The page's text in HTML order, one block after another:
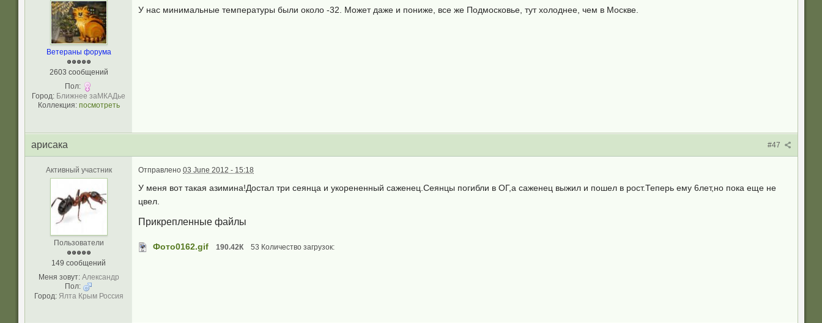
Ветераны форума
2603 сообщений
Пол:
Город: Ближнее заМКАДье
Коллекция: посмотреть
У нас минимальные температуры были около -32. Может даже и пониже, все же Подмосковье, тут холоднее, чем в Москве.
#47
арисака
Активный участник
Пользователи
149 сообщений
Меня зовут: Александр
Пол:
Город: Ялта Крым Россия
Отправлено 03 June 2012 - 15:18
У меня вот такая азимина!Достал три сеянца и укорененный саженец.Сеянцы погибли в ОГ,а саженец выжил и пошел в рост.Теперь ему 6лет,но пока еще не
цвел.
Прикрепленные файлы
Фото0162.gif 190.42К 53 Количество загрузок: